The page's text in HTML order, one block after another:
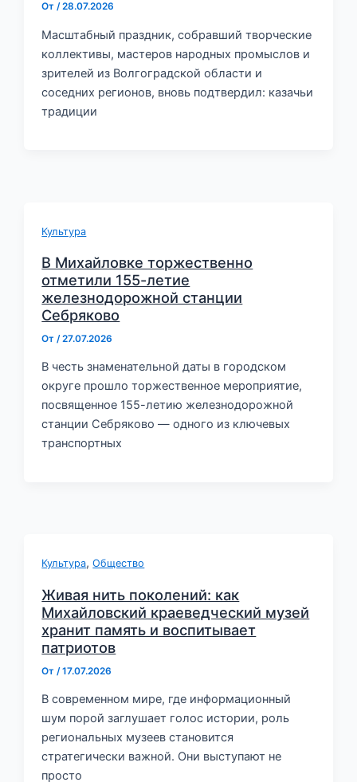
От/28.07.2026
Масштабный праздник, собравший творческие
коллективы, мастеров народных промыслов и
зрителей из Волгоградской области и
соседних регионов, вновь подтвердил: казачьи
традиции
Культура
В Михайловке торжественно
отметили 155-летие
железнодорожной станции
Себряково
От/27.07.2026
В честь знаменательной даты в городском
округе прошло торжественное мероприятие,
посвященное 155-летию железнодорожной
станции Себряково — одного из ключевых
транспортных
Культура,Общество
Живая нить поколений: как
Михайловский краеведческий музей
хранит память и воспитывает
патриотов
От /17.07.2026
В современном мире, где информационный
шум порой заглушает голос истории, роль
региональных музеев становится
стратегически важной. Они выступают не
просто